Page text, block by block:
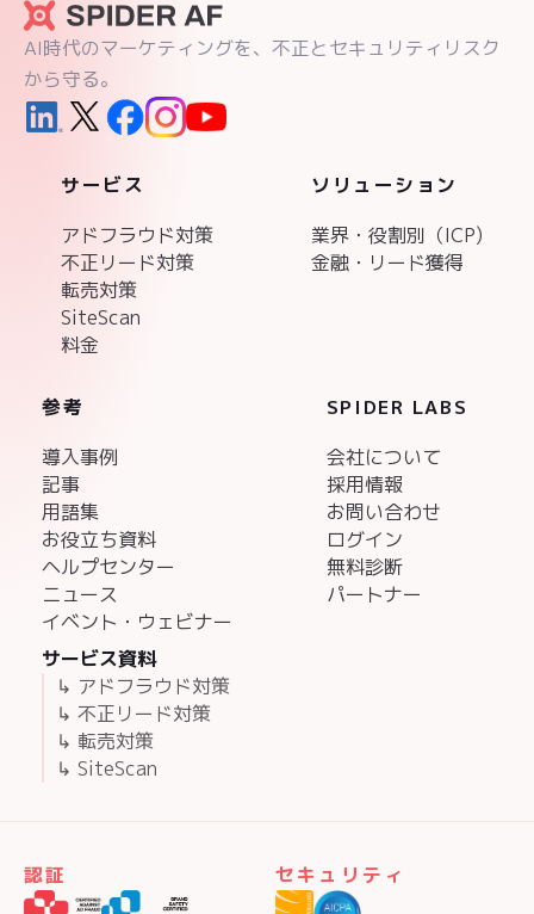
AI時代のマーケティングを、不正とセキュリティリスク
から守る。
サービス
アドフラウド対策
不正リード対策
転売対策
SiteScan
料金
ソリューション
業界・役割別（ICP)
金融・リード獲得
参考
導入事例
記事
用語集
お役立ち資料
ヘルプセンター
ニュース
イベント・ウェビナー
サービス資料
↳ アドフラウド対策
↳ 不正リード対策
↳ 転売対策
↳ SiteScan
SPIDER LABS
会社について
採用情報
お問い合わせ
ログイン
無料診断
パートナー
認証 セキュリティ